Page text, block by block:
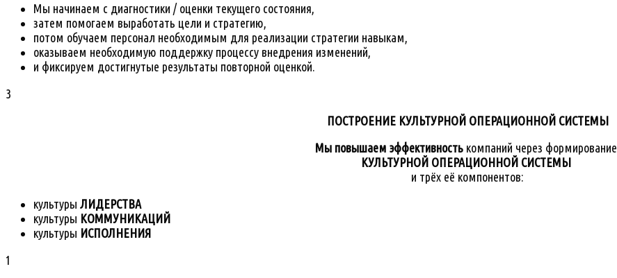
Мы начинаем с диагностики / оценки текущего состояния,
затем помогаем выработать цели и стратегию,
потом обучаем персонал необходимым для реализации стратегии навыкам,
оказываем необходимую поддержку процессу внедрения изменений,
и фиксируем достигнутые результаты повторной оценкой.
3
ПОСТРОЕНИЕ КУЛЬТУРНОЙ ОПЕРАЦИОННОЙ СИСТЕМЫ
Мы повышаем эффективность компаний через формирование
КУЛЬТУРНОЙ ОПЕРАЦИОННОЙ СИСТЕМЫ
и трёх её компонентов:
культуры ЛИДЕРСТВА
культуры КОММУНИКАЦИЙ
культуры ИСПОЛНЕНИЯ
1